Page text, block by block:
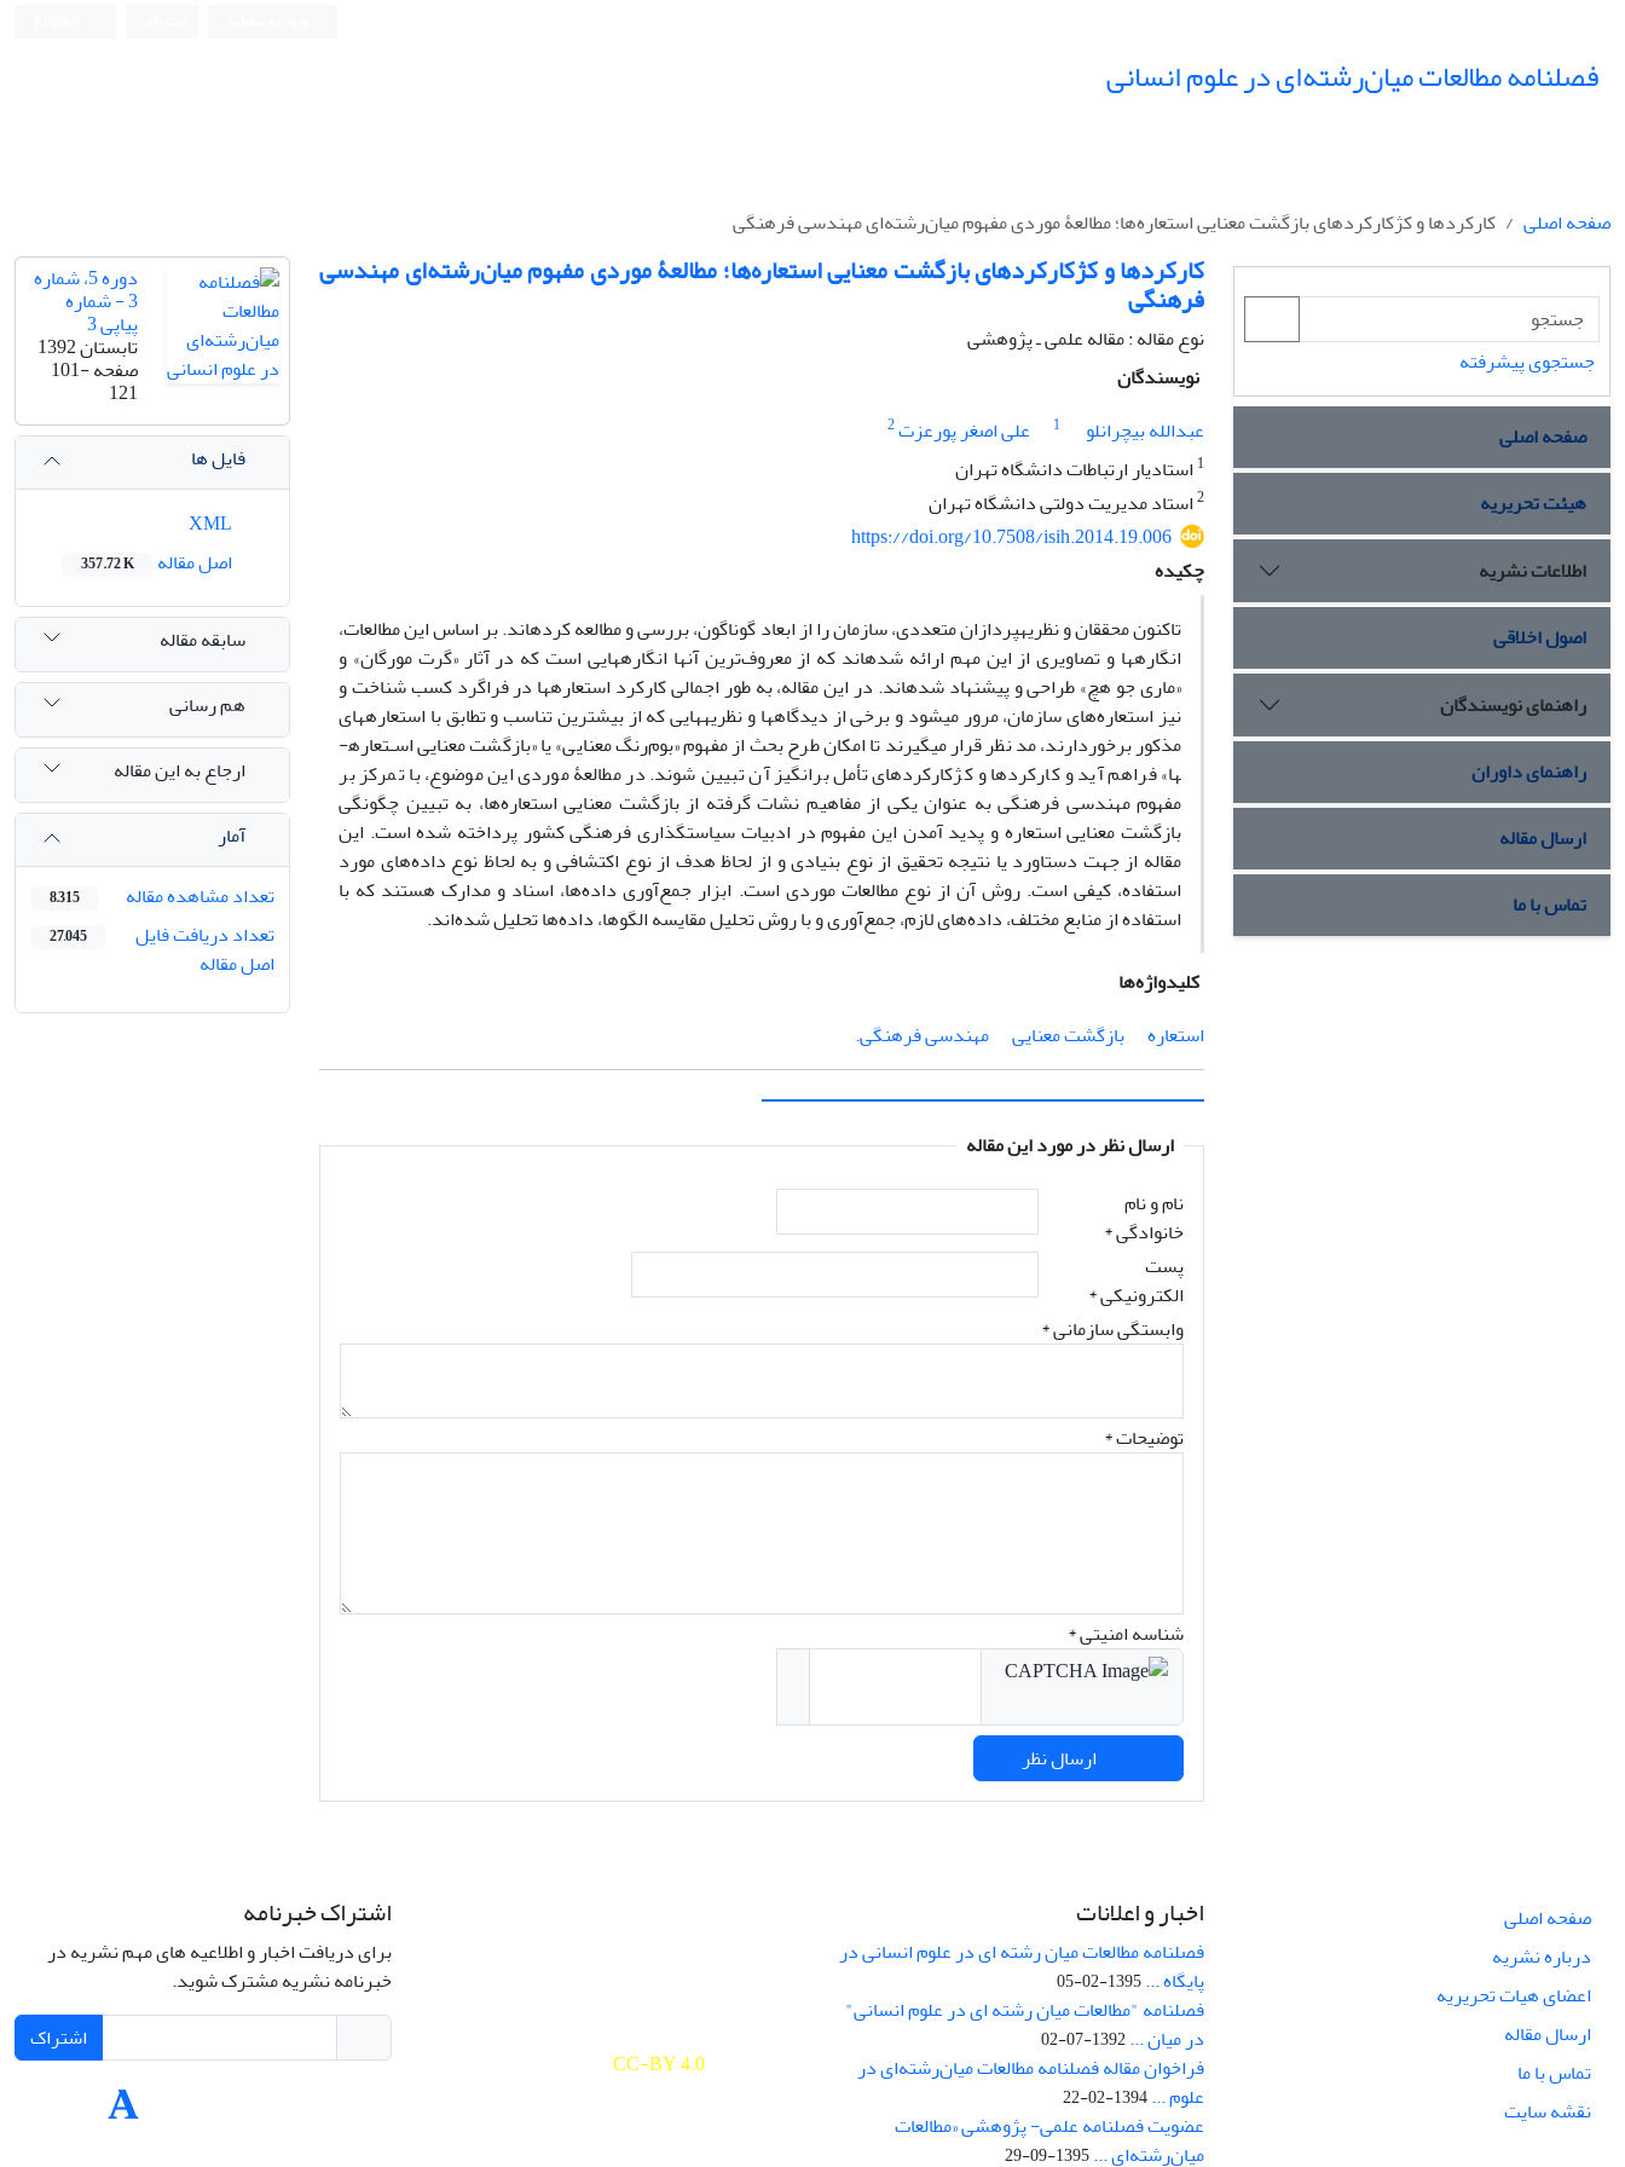
فصلنامه مطالعات میان‌رشته‌ای در علوم انسانی
صفحه اصلی کارکردها و کژکارکردهای بازگشت معنایی استعاره‌ها؛ مطالعۀ موردی مفهوم میان‌رشته‌ای مهندسی فرهنگی
کارکردها و کژکارکردهای بازگشت معنایی استعاره‌ها؛ مطالعۀ موردی مفهوم میان‌رشته‌ای مهندسی
فرهنگی
نوع مقاله : مقاله علمی ـ پژوهشی
نویسندگان
عبدالله بیچرانلو
1 علی اصغر پورعزت2
1 استادیار ارتباطات دانشگاه تهران
2استاد مدیریت دولتی دانشگاه تهران
https://doi.org/10.7508/isih.2014.19.006
چکیده
تاکنون محققان و نظریه­پردازان متعددی، سازمان را از ابعاد گوناگون، بررسی و مطالعه کرده­اند. بر اساس این مطالعات،
انگاره­ها و تصاویری از این مهم ارائه شده­اند که از معروف‌ترین آنها انگاره­هایی است که در آثار «گرت مورگان» و
«ماری جو هچ» طراحی و پیشنهاد شده­اند. در این مقاله،‌ به طور اجمالی کارکرد استعاره­ها در فراگرد کسب شناخت و
نیز استعاره‌های سازمان، مرور می­شود و برخی از دیدگاه­ها و نظریه­هایی که از بیشترین تناسب و تطابق با استعاره­های
مذکور برخوردارند، مد نظر قرار می­گیرند تا امکان طرح بحث از مفهوم «بوم‌رنگ معنایی» یا «بازگشت معنایی اسـتعاره­
ها» فراهم آید و کارکردها و کژکارکردهای تأمل برانگیز آن تبیین ­شوند. در مطالعۀ موردی این موضوع، با تمرکز بر
مفهوممهندسی فرهنگی به عنوان یکی از مفاهیم نشات گرفته از بازگشت معنایی استعاره‌ها، به تبیین چگونگی
بازگشت معنایی استعاره و پدید آمدن این مفهوم در ادبیات سیاستگذاری فرهنگی کشور پرداخته شده است. این
مقاله از جهت دستاورد یا نتیجه تحقیق از نوع بنیادی و از لحاظ هدف از نوع اکتشافی و به لحاظ نوع داده‌های مورد
استفاده، کیفی است. روش آن از نوع مطالعات موردی است. ابزار جمع‌آوری داده‌ها، اسناد و مدارک هستند که با
استفاده از منابع مختلف، داده‌های لازم، جمع‌آوری و با روش تحلیل مقایسه الگوها، داده‌ها تحلیل شده‌اند.
کلیدواژه‌ها
استعاره
بازگشت معنایی مهندسی فرهنگی.‌
ارسال نظر در مورد این مقاله
نام و نام
خانوادگی*
پست
الکترونیکی*
وابستگی سازمانی *
توضیحات *
شناسه امنیتی *
دوره 5، شماره
3 - شماره
پیاپی 3
تابستان 1392
صفحه101-
121
فایل ها
اصل مقاله
357.72 K
سابقه مقاله
هم رسانی
ارجاع به این مقاله
آمار
تعداد مشاهده مقاله
8,315
تعداد دریافت فایل
اصل مقاله
27,045
جستجوی پیشرفته
صفحه اصلی
هیئت تحریریه
اطلاعات نشریه
اصول اخلاقی
راهنمای نویسندگان
راهنمای داوران
ارسال مقاله
تماس با ما
صفحه اصلی
درباره نشریه
اعضای هیات تحریریه
ارسال مقاله
تماس با ما
نقشه سایت
اخبار و اعلانات
فصلنامه مطالعات میان رشته ای در علوم انسانی در
پایگاه ...1395-02-05
فصلنامه "مطالعات میان رشته ای در علوم انسانی"
در میان ...1392-07-02
فراخوان مقاله فصلنامه مطالعات میان‌رشته‌ای در
علوم ...1394-02-22
عضویت فصلنامه علمی- پژوهشی «مطالعات
میان‌رشته‌ای ...1395-09-29
CC-BY 4.0
اشتراک خبرنامه
برای دریافت اخبار و اطلاعیه های مهم نشریه در
خبرنامه نشریه مشترک شوید.
اشتراک